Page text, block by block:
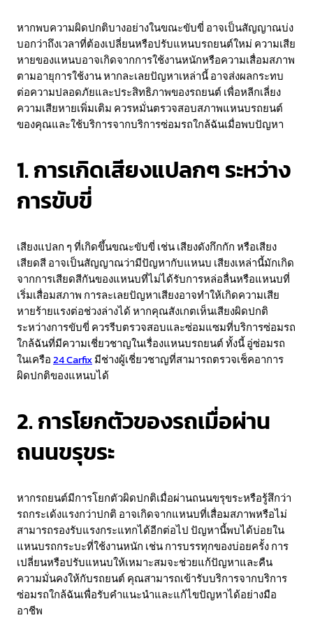
หากพบความผิดปกติบางอย่างในขณะขับขี่ อาจเป็นสัญญาณบ่ง
บอกว่าถึงเวลาที่ต้องเปลี่ยนหรือปรับแหนบรถยนต์ใหม่ ความเสีย
หายของแหนบอาจเกิดจากการใช้งานหนักหรือความเสื่อมสภาพ
ตามอายุการใช้งาน หากละเลยปัญหาเหล่านี้ อาจส่งผลกระทบ
ต่อความปลอดภัยและประสิทธิภาพของรถยนต์ เพื่อหลีกเลี่ยง
ความเสียหายเพิ่มเติม ควรหมั่นตรวจสอบสภาพแหนบรถยนต์
ของคุณและใช้บริการจากบริการซ่อมรถใกล้ฉันเมื่อพบปัญหา
1. การเกิดเสียงแปลกๆ ระหว่าง
การขับขี่
เสียงแปลก ๆ ที่เกิดขึ้นขณะขับขี่ เช่น เสียงดังกึกกัก หรือเสียง
เสียดสี อาจเป็นสัญญาณว่ามีปัญหากับแหนบ เสียงเหล่านี้มักเกิด
จากการเสียดสีกันของแหนบที่ไม่ได้รับการหล่อลื่นหรือแหนบที่
เริ่มเสื่อมสภาพ การละเลยปัญหาเสียงอาจทำให้เกิดความเสีย
หายร้ายแรงต่อช่วงล่างได้ หากคุณสังเกตเห็นเสียงผิดปกติ
ระหว่างการขับขี่ ควรรีบตรวจสอบและซ่อมแซมที่บริการซ่อมรถ
ใกล้ฉันที่มีความเชี่ยวชาญในเรื่องแหนบรถยนต์ ทั้งนี้ อู่ซ่อมรถ
ในเครือ24 Carfixมีช่างผู้เชี่ยวชาญที่สามารถตรวจเช็คอาการ
ผิดปกติของแหนบได้
2. การโยกตัวของรถเมื่อผ่าน
ถนนขรุขระ
หากรถยนต์มีการโยกตัวผิดปกติเมื่อผ่านถนนขรุขระหรือรู้สึกว่า
รถกระเด้งแรงกว่าปกติ อาจเกิดจากแหนบที่เสื่อมสภาพหรือไม่
สามารถรองรับแรงกระแทกได้อีกต่อไป ปัญหานี้พบได้บ่อยใน
แหนบรถกระบะที่ใช้งานหนัก เช่น การบรรทุกของบ่อยครั้ง การ
เปลี่ยนหรือปรับแหนบให้เหมาะสมจะช่วยแก้ปัญหาและคืน
ความมั่นคงให้กับรถยนต์ คุณสามารถเข้ารับบริการจากบริการ
ซ่อมรถใกล้ฉันเพื่อรับคำแนะนำและแก้ไขปัญหาได้อย่างมือ
อาชีพ